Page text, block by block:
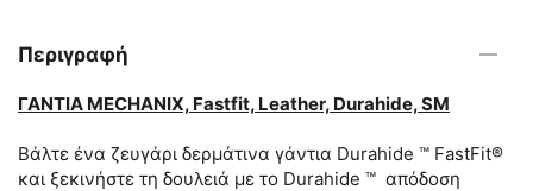
Περιγραφή
ΓΑΝΤΙΑ MECHANIX, Fastfit, Leather, Durahide, SM
Βάλτε ένα ζευγάρι δερμάτινα γάντια Durahide ™ FastFit®
και ξεκινήστε τη δουλειά με το Durahide ™ απόδοση